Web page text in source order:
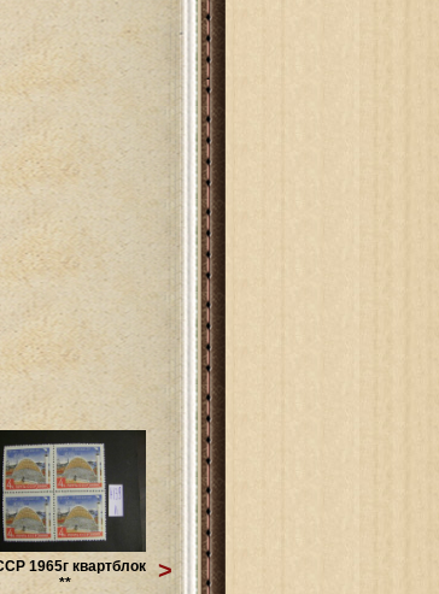
1965г квартблок
**
>